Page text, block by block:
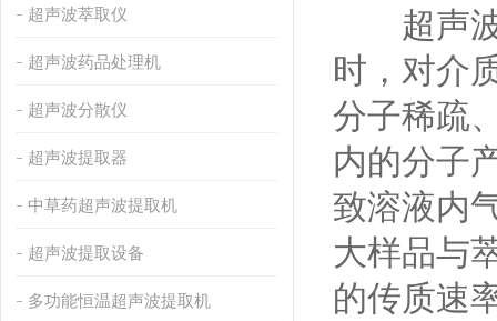
超声波萃取仪
超声波药品处理机
超声波分散仪
超声波提取器
中草药超声波提取机
超声波提取设备
多功能恒温超声波提取机
超声波
时，对介
分子稀疏
内的分子
致溶液内
大样品与
的传质速